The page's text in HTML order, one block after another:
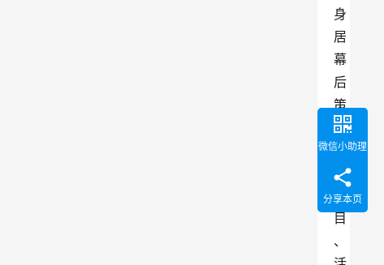
身
居
幕
后
策
划
各
类
节
目
、
微信小助理
分享本页